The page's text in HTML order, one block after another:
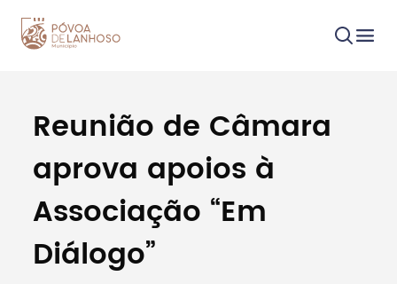
Procurar
Tipo de conteúdo
Reunião de Câmara
aprova apoios à
Associação “Em
Diálogo”